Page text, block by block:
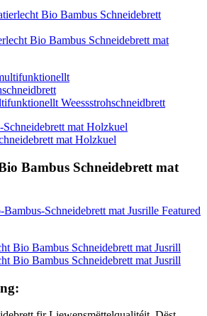
Bio Bambus Schneidebrett mat
Weessstrohschneidbrett
mat Holzkuel
Bambus Schneidebrett mat